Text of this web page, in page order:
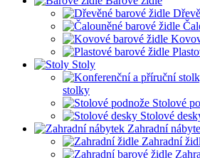
Stoly
stolky
Stolové
Stolové
Zahradní
Zahradní